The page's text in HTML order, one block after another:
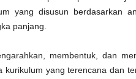
yangdisusun berdasarkan
panjang
membentuk , dan
kurikulum yangterencana dan